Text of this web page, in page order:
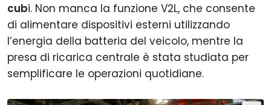
cubi. Non manca la funzione V2L, che consente
di alimentare dispositivi esterni utilizzando
l’energia della batteria del veicolo, mentre la
presa di ricarica centrale è stata studiata per
semplificare le operazioni quotidiane.